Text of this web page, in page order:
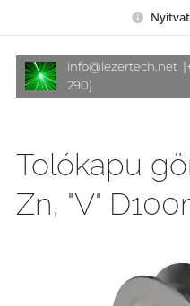
info@lezertech.net
290]
Tolókapu
Zn, "V"